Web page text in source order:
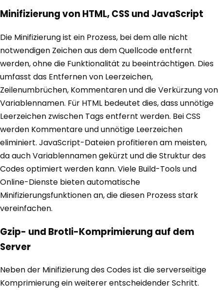
Minifizierung von HTML, CSS und JavaScript
Die Minifizierung ist ein Prozess, bei dem alle nicht
notwendigen Zeichen aus dem Quellcode entfernt
werden, ohne die Funktionalität zu beeinträchtigen. Dies
umfasst das Entfernen von Leerzeichen,
Zeilenumbrüchen, Kommentaren und die Verkürzung von
Variablennamen. Für HTML bedeutet dies, dass unnötige
Leerzeichen zwischen Tags entfernt werden. Bei CSS
werden Kommentare und unnötige Leerzeichen
eliminiert. JavaScript-Dateien profitieren am meisten,
da auch Variablennamen gekürzt und die Struktur des
Codes optimiert werden kann. Viele Build-Tools und
Online-Dienste bieten automatische
Minifizierungsfunktionen an, die diesen Prozess stark
vereinfachen.
Gzip- und Brotli-Komprimierung auf dem
Server
Neben der Minifizierung des Codes ist die serverseitige
Komprimierung ein weiterer entscheidender Schritt.